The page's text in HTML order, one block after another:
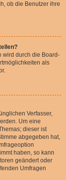
ob die Benutzer ihre
wird durch die Board-
als
Verfasser,
Um eine
dieser ist
abgegeben hat,
haben, so kann
geändert oder
Umfragen